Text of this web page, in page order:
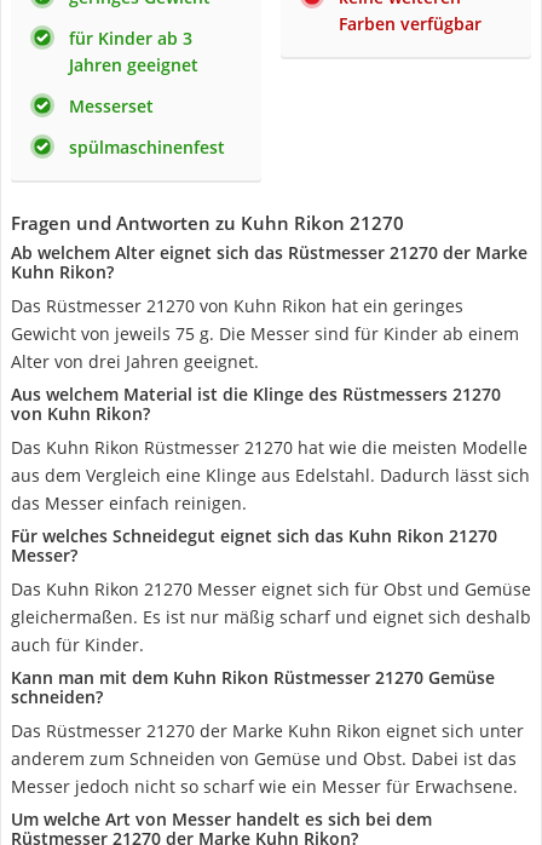
für Kinder ab 3
Jahren geeignet
Messerset
spülmaschinenfest
Farben verfügbar
Fragen und Antworten zu Kuhn Rikon 21270
Ab welchem Alter eignet sich das Rüstmesser 21270 der Marke
Kuhn Rikon?
Das Rüstmesser 21270 von Kuhn Rikon hat ein geringes
Gewicht von jeweils 75 g. Die Messer sind für Kinder ab einem
Alter von drei Jahren geeignet.
Aus welchem Material ist die Klinge des Rüstmessers 21270
von Kuhn Rikon?
Das Kuhn Rikon Rüstmesser 21270 hat wie die meisten Modelle
aus dem Vergleich eine Klinge aus Edelstahl. Dadurch lässt sich
das Messer einfach reinigen.
Für welches Schneidegut eignet sich das Kuhn Rikon 21270
Messer?
Das Kuhn Rikon 21270 Messer eignet sich für Obst und Gemüse
gleichermaßen. Es ist nur mäßig scharf und eignet sich deshalb
auch für Kinder.
Kann man mit dem Kuhn Rikon Rüstmesser 21270 Gemüse
schneiden?
Das Rüstmesser 21270 der Marke Kuhn Rikon eignet sich unter
anderem zum Schneiden von Gemüse und Obst. Dabei ist das
Messer jedoch nicht so scharf wie ein Messer für Erwachsene.
Um welche Art von Messer handelt es sich bei dem
Rüstmesser 21270 der Marke Kuhn Rikon?